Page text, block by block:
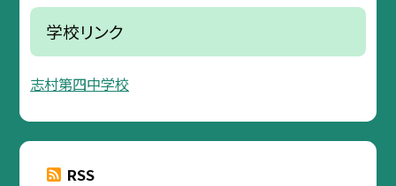
学校リンク
志村第四中学校
RSS